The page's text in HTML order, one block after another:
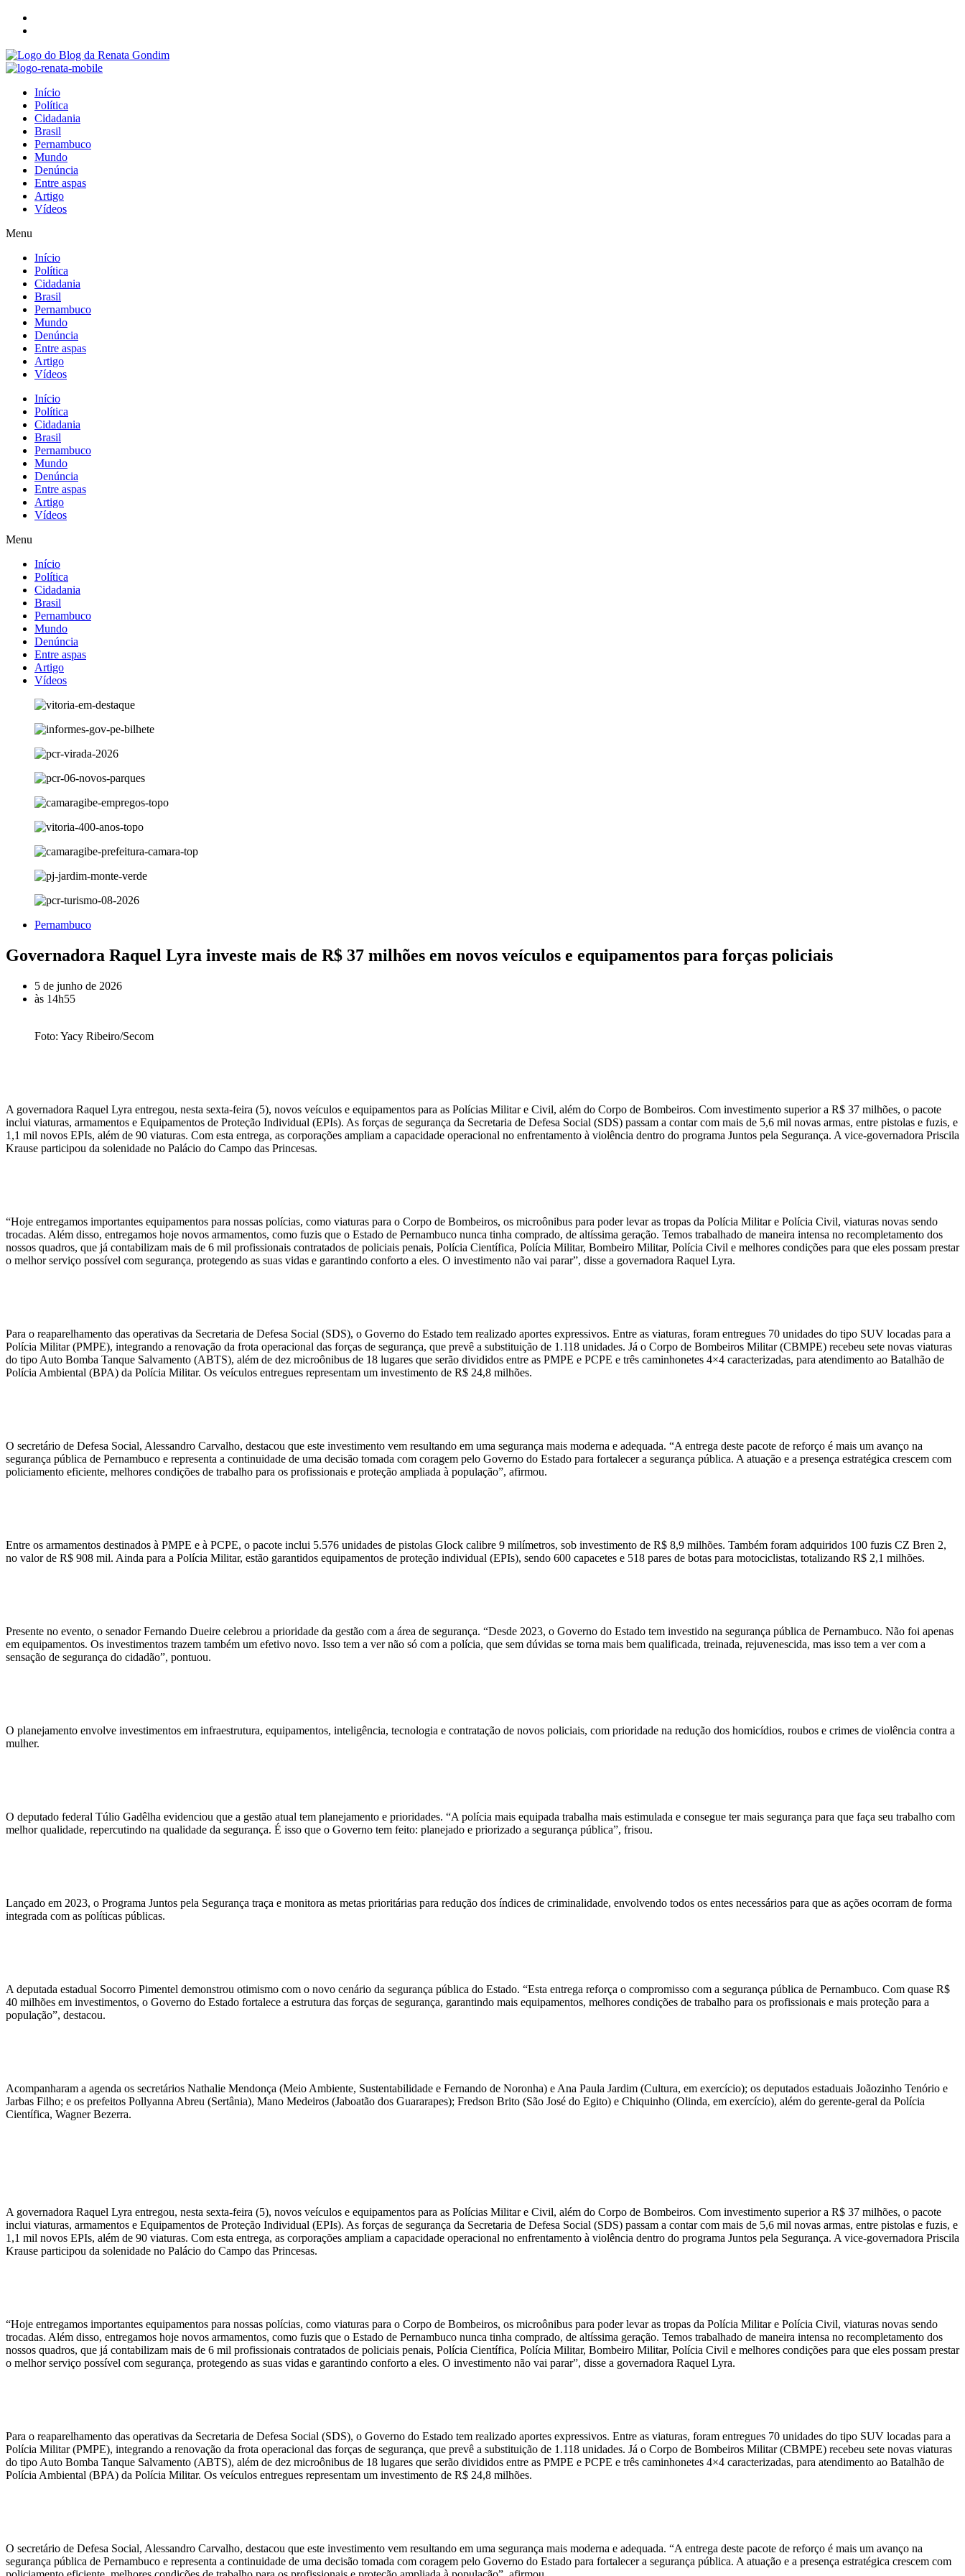
Início
Política
Cidadania
Brasil
Pernambuco
Mundo
Denúncia
Entre aspas
Artigo
Vídeos
Menu
Início
Política
Cidadania
Brasil
Pernambuco
Mundo
Denúncia
Entre aspas
Artigo
Vídeos
Início
Política
Cidadania
Brasil
Pernambuco
Mundo
Denúncia
Entre aspas
Artigo
Vídeos
Menu
Início
Política
Cidadania
Brasil
Pernambuco
Mundo
Denúncia
Entre aspas
Artigo
Vídeos
Pernambuco
Governadora Raquel Lyra investe mais de R$ 37 milhões em novos veículos e equipamentos para forças policiais
5 de junho de 2026
às 14h55
Foto: Yacy Ribeiro/Secom
A governadora Raquel Lyra entregou, nesta sexta-feira (5), novos veículos e equipamentos para as Polícias Militar e Civil, além do Corpo de Bombeiros. Com investimento superior a R$ 37 milhões, o pacote
inclui viaturas, armamentos e Equipamentos de Proteção Individual (EPIs). As forças de segurança da Secretaria de Defesa Social (SDS) passam a contar com mais de 5,6 mil novas armas, entre pistolas e fuzis, e
1,1 mil novos EPIs, além de 90 viaturas. Com esta entrega, as corporações ampliam a capacidade operacional no enfrentamento à violência dentro do programa Juntos pela Segurança. A vice-governadora Priscila
Krause participou da solenidade no Palácio do Campo das Princesas.
“Hoje entregamos importantes equipamentos para nossas polícias, como viaturas para o Corpo de Bombeiros, os microônibus para poder levar as tropas da Polícia Militar e Polícia Civil, viaturas novas sendo
trocadas. Além disso, entregamos hoje novos armamentos, como fuzis que o Estado de Pernambuco nunca tinha comprado, de altíssima geração. Temos trabalhado de maneira intensa no recompletamento dos
nossos quadros, que já contabilizam mais de 6 mil profissionais contratados de policiais penais, Polícia Científica, Polícia Militar, Bombeiro Militar, Polícia Civil e melhores condições para que eles possam prestar
o melhor serviço possível com segurança, protegendo as suas vidas e garantindo conforto a eles. O investimento não vai parar”, disse a governadora Raquel Lyra.
Para o reaparelhamento das operativas da Secretaria de Defesa Social (SDS), o Governo do Estado tem realizado aportes expressivos. Entre as viaturas, foram entregues 70 unidades do tipo SUV locadas para a
Polícia Militar (PMPE), integrando a renovação da frota operacional das forças de segurança, que prevê a substituição de 1.118 unidades. Já o Corpo de Bombeiros Militar (CBMPE) recebeu sete novas viaturas
do tipo Auto Bomba Tanque Salvamento (ABTS), além de dez microônibus de 18 lugares que serão divididos entre as PMPE e PCPE e três caminhonetes 4×4 caracterizadas, para atendimento ao Batalhão de
Polícia Ambiental (BPA) da Polícia Militar. Os veículos entregues representam um investimento de R$ 24,8 milhões.
O secretário de Defesa Social, Alessandro Carvalho, destacou que este investimento vem resultando em uma segurança mais moderna e adequada. “A entrega deste pacote de reforço é mais um avanço na
segurança pública de Pernambuco e representa a continuidade de uma decisão tomada com coragem pelo Governo do Estado para fortalecer a segurança pública. A atuação e a presença estratégica crescem com
policiamento eficiente, melhores condições de trabalho para os profissionais e proteção ampliada à população”, afirmou.
Entre os armamentos destinados à PMPE e à PCPE, o pacote inclui 5.576 unidades de pistolas Glock calibre 9 milímetros, sob investimento de R$ 8,9 milhões. Também foram adquiridos 100 fuzis CZ Bren 2,
no valor de R$ 908 mil. Ainda para a Polícia Militar, estão garantidos equipamentos de proteção individual (EPIs), sendo 600 capacetes e 518 pares de botas para motociclistas, totalizando R$ 2,1 milhões.
Presente no evento, o senador Fernando Dueire celebrou a prioridade da gestão com a área de segurança. “Desde 2023, o Governo do Estado tem investido na segurança pública de Pernambuco. Não foi apenas
em equipamentos. Os investimentos trazem também um efetivo novo. Isso tem a ver não só com a polícia, que sem dúvidas se torna mais bem qualificada, treinada, rejuvenescida, mas isso tem a ver com a
sensação de segurança do cidadão”, pontuou.
O planejamento envolve investimentos em infraestrutura, equipamentos, inteligência, tecnologia e contratação de novos policiais, com prioridade na redução dos homicídios, roubos e crimes de violência contra a
mulher.
O deputado federal Túlio Gadêlha evidenciou que a gestão atual tem planejamento e prioridades. “A polícia mais equipada trabalha mais estimulada e consegue ter mais segurança para que faça seu trabalho com
melhor qualidade, repercutindo na qualidade da segurança. É isso que o Governo tem feito: planejado e priorizado a segurança pública”, frisou.
Lançado em 2023, o Programa Juntos pela Segurança traça e monitora as metas prioritárias para redução dos índices de criminalidade, envolvendo todos os entes necessários para que as ações ocorram de forma
integrada com as políticas públicas.
A deputada estadual Socorro Pimentel demonstrou otimismo com o novo cenário da segurança pública do Estado. “Esta entrega reforça o compromisso com a segurança pública de Pernambuco. Com quase R$
40 milhões em investimentos, o Governo do Estado fortalece a estrutura das forças de segurança, garantindo mais equipamentos, melhores condições de trabalho para os profissionais e mais proteção para a
população”, destacou.
Acompanharam a agenda os secretários ⁠Nathalie Mendonça (Meio Ambiente, Sustentabilidade e Fernando de Noronha) e ⁠Ana Paula Jardim (Cultura, em exercício); os deputados estaduais Joãozinho Tenório e
Jarbas Filho; e os prefeitos Pollyanna Abreu (Sertânia), ⁠Mano Medeiros (Jaboatão dos Guararapes); ⁠Fredson Brito (São José do Egito) e ⁠Chiquinho (Olinda, em exercício), além do gerente-geral da Polícia
Científica, Wagner Bezerra.
A governadora Raquel Lyra entregou, nesta sexta-feira (5), novos veículos e equipamentos para as Polícias Militar e Civil, além do Corpo de Bombeiros. Com investimento superior a R$ 37 milhões, o pacote
inclui viaturas, armamentos e Equipamentos de Proteção Individual (EPIs). As forças de segurança da Secretaria de Defesa Social (SDS) passam a contar com mais de 5,6 mil novas armas, entre pistolas e fuzis, e
1,1 mil novos EPIs, além de 90 viaturas. Com esta entrega, as corporações ampliam a capacidade operacional no enfrentamento à violência dentro do programa Juntos pela Segurança. A vice-governadora Priscila
Krause participou da solenidade no Palácio do Campo das Princesas.
“Hoje entregamos importantes equipamentos para nossas polícias, como viaturas para o Corpo de Bombeiros, os microônibus para poder levar as tropas da Polícia Militar e Polícia Civil, viaturas novas sendo
trocadas. Além disso, entregamos hoje novos armamentos, como fuzis que o Estado de Pernambuco nunca tinha comprado, de altíssima geração. Temos trabalhado de maneira intensa no recompletamento dos
nossos quadros, que já contabilizam mais de 6 mil profissionais contratados de policiais penais, Polícia Científica, Polícia Militar, Bombeiro Militar, Polícia Civil e melhores condições para que eles possam prestar
o melhor serviço possível com segurança, protegendo as suas vidas e garantindo conforto a eles. O investimento não vai parar”, disse a governadora Raquel Lyra.
Para o reaparelhamento das operativas da Secretaria de Defesa Social (SDS), o Governo do Estado tem realizado aportes expressivos. Entre as viaturas, foram entregues 70 unidades do tipo SUV locadas para a
Polícia Militar (PMPE), integrando a renovação da frota operacional das forças de segurança, que prevê a substituição de 1.118 unidades. Já o Corpo de Bombeiros Militar (CBMPE) recebeu sete novas viaturas
do tipo Auto Bomba Tanque Salvamento (ABTS), além de dez microônibus de 18 lugares que serão divididos entre as PMPE e PCPE e três caminhonetes 4×4 caracterizadas, para atendimento ao Batalhão de
Polícia Ambiental (BPA) da Polícia Militar. Os veículos entregues representam um investimento de R$ 24,8 milhões.
O secretário de Defesa Social, Alessandro Carvalho, destacou que este investimento vem resultando em uma segurança mais moderna e adequada. “A entrega deste pacote de reforço é mais um avanço na
segurança pública de Pernambuco e representa a continuidade de uma decisão tomada com coragem pelo Governo do Estado para fortalecer a segurança pública. A atuação e a presença estratégica crescem com